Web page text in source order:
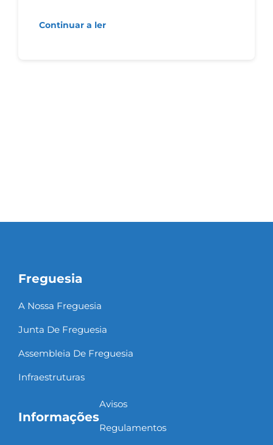
Continuar a ler
Freguesia
A Nossa Freguesia
Junta De Freguesia
Assembleia De Freguesia
Infraestruturas
Informações
Avisos
Regulamentos